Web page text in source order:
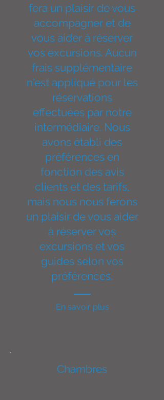
fera un plaisir de vous
accompagner et de
vous aider à réserver
vos excursions. Aucun
frais supplémentaire
n'est appliqué pour les
réservations
effectuées par notre
intermédiaire. Nous
avons établi des
préférences en
fonction des avis
clients et des tarifs,
mais nous nous ferons
un plaisir de vous aider
à réserver vos
excursions et vos
guides selon vos
préférences.
En savoir plus
Chambres